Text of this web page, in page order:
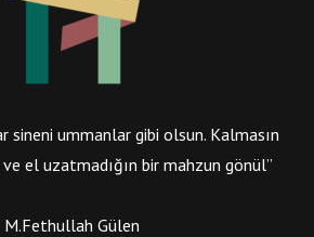
sineni ummanlar gibi olsun. Kalmasın
el uzatmadığın bir mahzun gönül”
M.Fethullah Gülen